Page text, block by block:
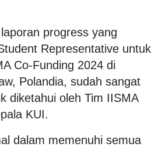
progress yang
Representative untuk
Co-Funding 2024 di
Polandia, sudah sangat
diketahui oleh Tim IISMA
KUI.
dalam memenuhi semua